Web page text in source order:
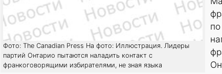
Фото: The Canadian Press На фото: Иллюстрация. Лидеры
партий Онтарио пытаются наладить контакт с
франкоговорящими избирателями, не зная языка